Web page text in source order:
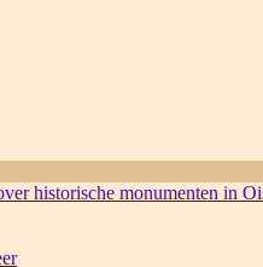
historische monumenten in